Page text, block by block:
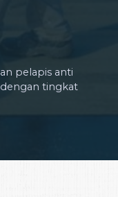
pelapis anti
tingkat